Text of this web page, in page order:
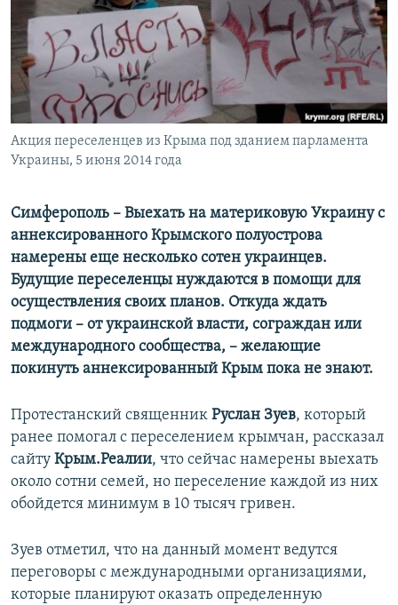
ПОБЕДИТЕЛЕЙ НЕ СУДЯТ?
КРЫМ.НЕПОКОРЕННЫЙ
ELIFBE
УКРАИНСКАЯ ПРОБЛЕМА КРЫМА
ПРИСОЕДИНЯЙТЕСЬ!
Все сайты RFE/RL
Акция переселенцев из Крыма под зданием парламента
Украины, 5 июня 2014 года
Симферополь – Выехать на материковую Украину с
аннексированного Крымского полуострова
намерены еще несколько сотен украинцев.
Будущие переселенцы нуждаются в помощи для
осуществления своих планов. Откуда ждать
подмоги – от украинской власти, сограждан или
международного сообщества, – желающие
покинуть аннексированный Крым пока не знают.
Протестанский священник Руслан Зуев, который
ранее помогал с переселением крымчан, рассказал
сайту Крым.Реалии, что сейчас намерены выехать
около сотни семей, но переселение каждой из них
обойдется минимум в 10 тысяч гривен.
Зуев отметил, что на данный момент ведутся
переговоры с международными организациями,
которые планируют оказать определенную